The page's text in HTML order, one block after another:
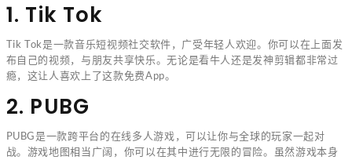
1. Tik Tok
Tik Tok是一款音乐短视频社交软件，广受年轻人欢迎。你可以在上面发
布自己的视频，与朋友共享快乐。无论是看牛人还是发神剪辑都非常过
瘾，这让人喜欢上了这款免费App。
2. PUBG
PUBG是一款跨平台的在线多人游戏，可以让你与全球的玩家一起对
战。游戏地图相当广阔，你可以在其中进行无限的冒险。虽然游戏本身